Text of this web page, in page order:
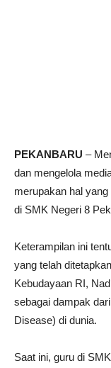
PEKANBARU –
dan mengelola
merupakan hal
di SMK Negeri 8
Keterampilan ini
yang telah
Kebudayaan RI,
sebagai dampak
Disease) di dunia.
Saat ini, guru di